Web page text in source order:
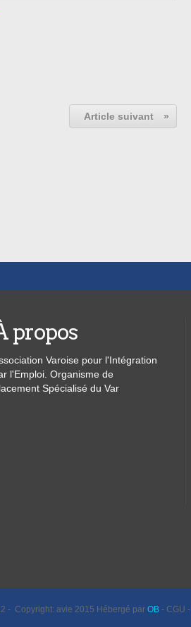
Article suivant »
propos
Varoise pour l'Intégration
l'Emploi. Organisme de
Spécialisé du Var
- Copyright: avie 2015 Hébergé par OB - CGU -